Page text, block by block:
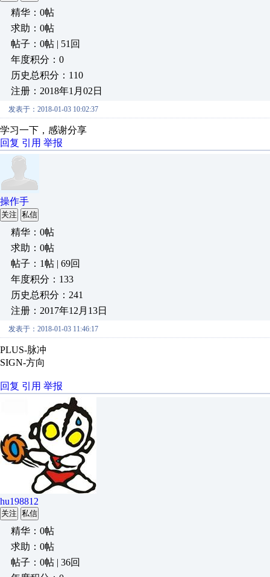
精华：0帖
求助：0帖
帖子：0帖 | 51回
年度积分：0
历史总积分：110
注册：2018年1月02日
发表于：2018-01-03 10:02:37
学习一下，感谢分享
回复 引用 举报
操作手
关注 私信
精华：0帖
求助：0帖
帖子：1帖 | 69回
年度积分：133
历史总积分：241
注册：2017年12月13日
发表于：2018-01-03 11:46:17
PLUS-脉冲
SIGN-方向
回复 引用 举报
hu198812
关注 私信
精华：0帖
求助：0帖
帖子：0帖 | 36回